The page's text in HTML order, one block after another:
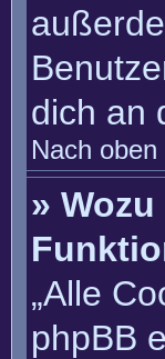
dich an
Nach oben
»
„Alle
phpBB